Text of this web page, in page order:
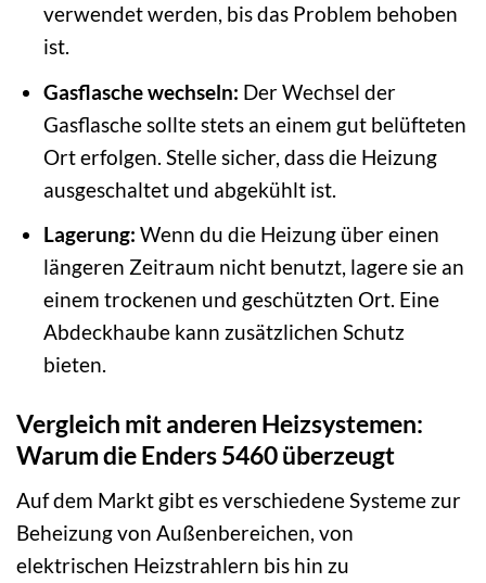
verwendet werden, bis das Problem behoben
ist.
Gasflasche wechseln: Der Wechsel der
Gasflasche sollte stets an einem gut belüfteten
Ort erfolgen. Stelle sicher, dass die Heizung
ausgeschaltet und abgekühlt ist.
Lagerung: Wenn du die Heizung über einen
längeren Zeitraum nicht benutzt, lagere sie an
einem trockenen und geschützten Ort. Eine
Abdeckhaube kann zusätzlichen Schutz
bieten.
Vergleich mit anderen Heizsystemen:
Warum die Enders 5460 überzeugt
Auf dem Markt gibt es verschiedene Systeme zur
Beheizung von Außenbereichen, von
elektrischen Heizstrahlern bis hin zu